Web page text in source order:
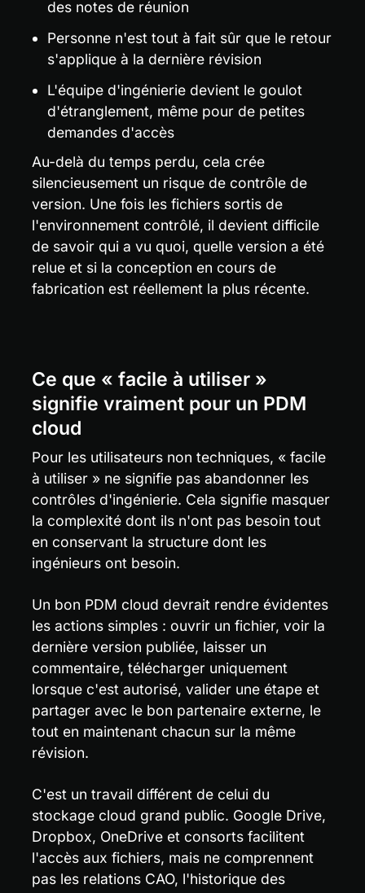
des notes de réunion
Personne n'est tout à fait sûr que le retour
s'applique à la dernière révision
L'équipe d'ingénierie devient le goulot
d'étranglement, même pour de petites
demandes d'accès
Au-delà du temps perdu, cela crée
silencieusement un risque de contrôle de
version. Une fois les fichiers sortis de
l'environnement contrôlé, il devient difficile
de savoir qui a vu quoi, quelle version a été
relue et si la conception en cours de
fabrication est réellement la plus récente.
Ce que « facile à utiliser »
signifie vraiment pour un PDM
cloud
Pour les utilisateurs non techniques, « facile
à utiliser » ne signifie pas abandonner les
contrôles d'ingénierie. Cela signifie masquer
la complexité dont ils n'ont pas besoin tout
en conservant la structure dont les
ingénieurs ont besoin.
Un bon PDM cloud devrait rendre évidentes
les actions simples : ouvrir un fichier, voir la
dernière version publiée, laisser un
commentaire, télécharger uniquement
lorsque c'est autorisé, valider une étape et
partager avec le bon partenaire externe, le
tout en maintenant chacun sur la même
révision.
C'est un travail différent de celui du
stockage cloud grand public. Google Drive,
Dropbox, OneDrive et consorts facilitent
l'accès aux fichiers, mais ne comprennent
pas les relations CAO, l'historique des